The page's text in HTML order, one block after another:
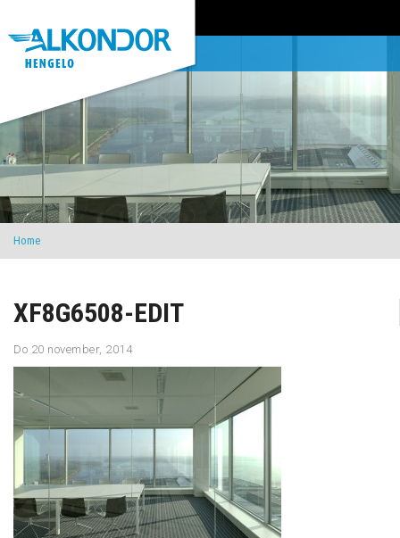
Home
XF8G6508-EDIT
Do 20 november, 2014